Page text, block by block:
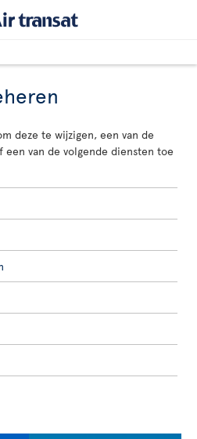
deze te wijzigen, een van de
van de volgende diensten toe